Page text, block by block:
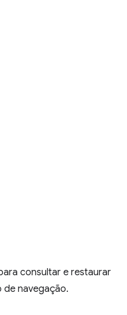
consultar e restaurar
de navegação.